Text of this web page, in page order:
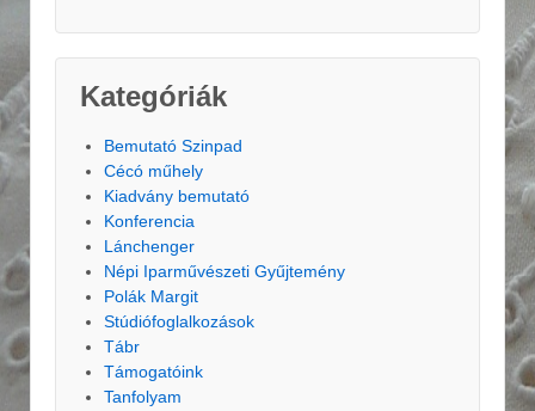
Kategóriák
Bemutató Szinpad
Cécó műhely
Kiadvány bemutató
Konferencia
Lánchenger
Népi Iparművészeti Gyűjtemény
Polák Margit
Stúdiófoglalkozások
Tábr
Támogatóink
Tanfolyam